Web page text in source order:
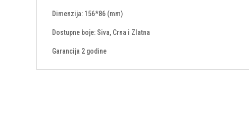
Dimenzija: 156*86 (mm)
Dostupne boje: Siva, Crna i Zlatna
Garancija 2 godine